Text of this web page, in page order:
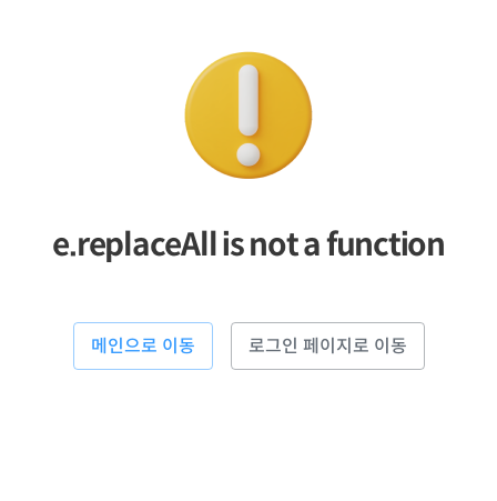
e.replaceAll is not a function
메인으로 이동 로그인 페이지로 이동